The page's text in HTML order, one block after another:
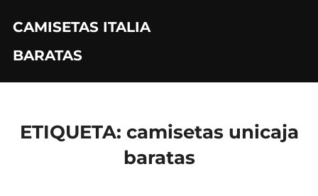
contenido
CAMISETAS ITALIA
BARATAS
ETIQUETA: camisetas unicaja
baratas